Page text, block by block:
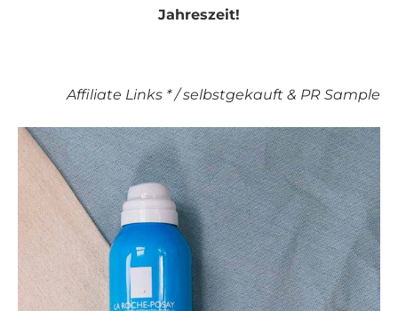
Jahreszeit!
Affiliate Links * / selbstgekauft & PR Sample